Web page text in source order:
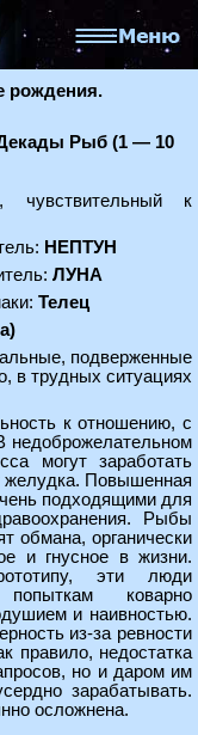
рождения.
Рыб (1 — 10
чувствительный к
НЕПТУН
ЛУНА
Телец
подверженные
в трудных ситуациях
к отношению, с
недоброжелательном
могут заработать
желудка. Повышенная
подходящими для
Рыбы
обмана, органически
и гнусное в жизни.
эти люди
коварно
и наивностью.
из-за ревности
правило, недостатка
но и даром им
зарабатывать.
осложнена.